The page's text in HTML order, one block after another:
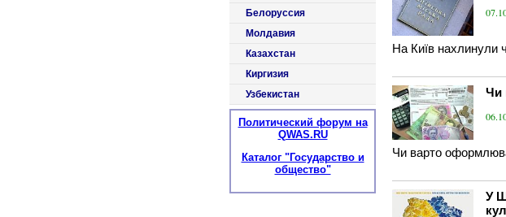
На Київ нахлинули
Чи
Чи варто
У
Белоруссия
Молдавия
Казахстан
Киргизия
Узбекистан
Политический форум на
QWAS.RU
Каталог "Государство и
общество"